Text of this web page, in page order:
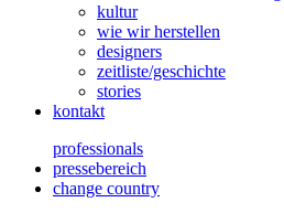
kultur
wie wir herstellen
designers
zeitliste/geschichte
stories
kontakt
professionals
pressebereich
change country